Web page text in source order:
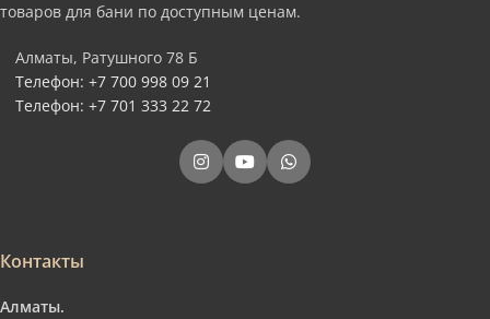
товаров для бани по доступным ценам.
Алматы, Ратушного 78 Б
Телефон: +7 700 998 09 21
Телефон: +7 701 333 22 72
Контакты
Алматы.